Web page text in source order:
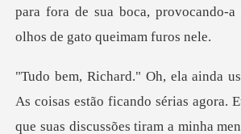
para fora de sua bo